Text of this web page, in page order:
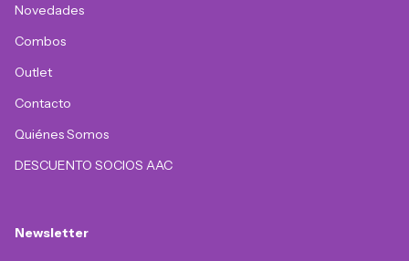
Novedades
Combos
Outlet
Contacto
Quiénes Somos
DESCUENTO SOCIOS AAC
Newsletter